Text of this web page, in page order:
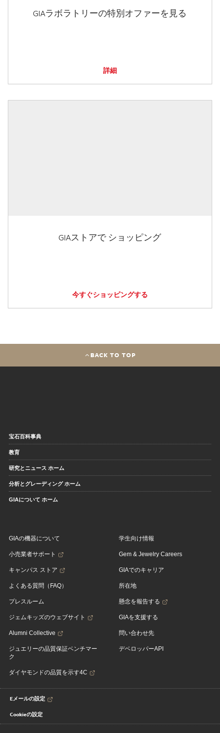
GIAラボラトリーの特別オファーを見る
詳細
GIAストアで ショッピング
今すぐショッピングする
BACK TO TOP
宝石百科事典
教育
研究とニュース ホーム
分析とグレーディング ホーム
GIAについて ホーム
GIAの機器について
小売業者サポート
キャンパス ストア
よくある質問（FAQ）
プレスルーム
ジェムキッズのウェブサイト
Alumni Collective
ジュエリーの品質保証ベンチマー
ク
ダイヤモンドの品質を示す4C
学生向け情報
Gem & Jewelry Careers
GIAでのキャリア
所在地
懸念を報告する
GIAを支援する
問い合わせ先
デベロッパーAPI
Eメールの設定
Cookieの設定